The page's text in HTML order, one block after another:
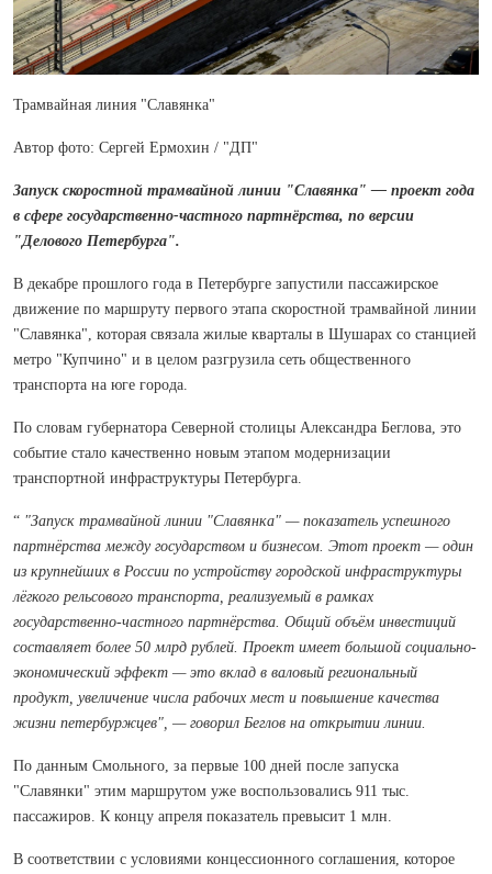
Трамвайная линия "Славянка"
Автор фото: Сергей Ермохин / "ДП"
Запуск скоростной трамвайной линии "Славянка" — проект года
в сфере государственно-частного партнёрства, по версии
"Делового Петербурга".
В декабре прошлого года в Петербурге запустили пассажирское
движение по маршруту первого этапа скоростной трамвайной линии
"Славянка", которая связала жилые кварталы в Шушарах со станцией
метро "Купчино" и в целом разгрузила сеть общественного
транспорта на юге города.
По словам губернатора Северной столицы Александра Беглова, это
событие стало качественно новым этапом модернизации
транспортной инфраструктуры Петербурга.
“ "Запуск трамвайной линии "Славянка" — показатель успешного
партнёрства между государством и бизнесом. Этот проект — один
из крупнейших в России по устройству городской инфраструктуры
лёгкого рельсового транспорта, реализуемый в рамках
государственно-частного партнёрства. Общий объём инвестиций
составляет более 50 млрд рублей. Проект имеет большой социально-
экономический эффект — это вклад в валовый региональный
продукт, увеличение числа рабочих мест и повышение качества
жизни петербуржцев", — говорил Беглов на открытии линии.
По данным Смольного, за первые 100 дней после запуска
"Славянки" этим маршрутом уже воспользовались 911 тыс.
пассажиров. К концу апреля показатель превысит 1 млн.
В соответствии с условиями концессионного соглашения, которое